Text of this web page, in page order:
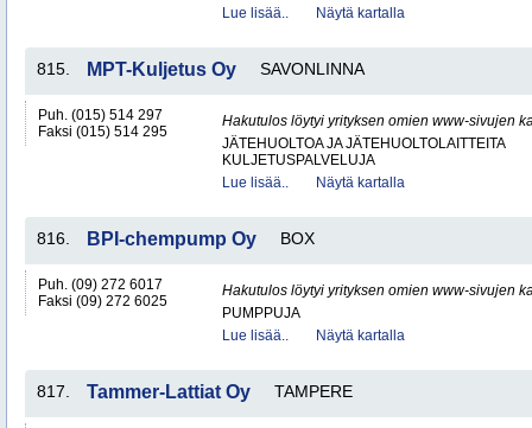
Lue lisää..
Näytä kartalla
815. MPT-Kuljetus Oy SAVONLINNA
Puh. (015) 514 297
Faksi (015) 514 295
Hakutulos löytyi yrityksen omien www-sivujen
JÄTEHUOLTOA JA JÄTEHUOLTOLAITTEITA
KULJETUSPALVELUJA
Lue lisää..
Näytä kartalla
816. BPI-chempump Oy BOX
Puh. (09) 272 6017
Faksi (09) 272 6025
Hakutulos löytyi yrityksen omien www-sivujen
PUMPPUJA
Lue lisää..
Näytä kartalla
817. Tammer-Lattiat Oy TAMPERE